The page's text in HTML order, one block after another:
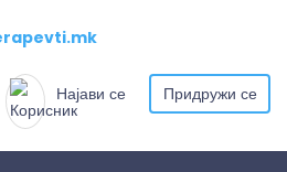
Најави се Придружи се